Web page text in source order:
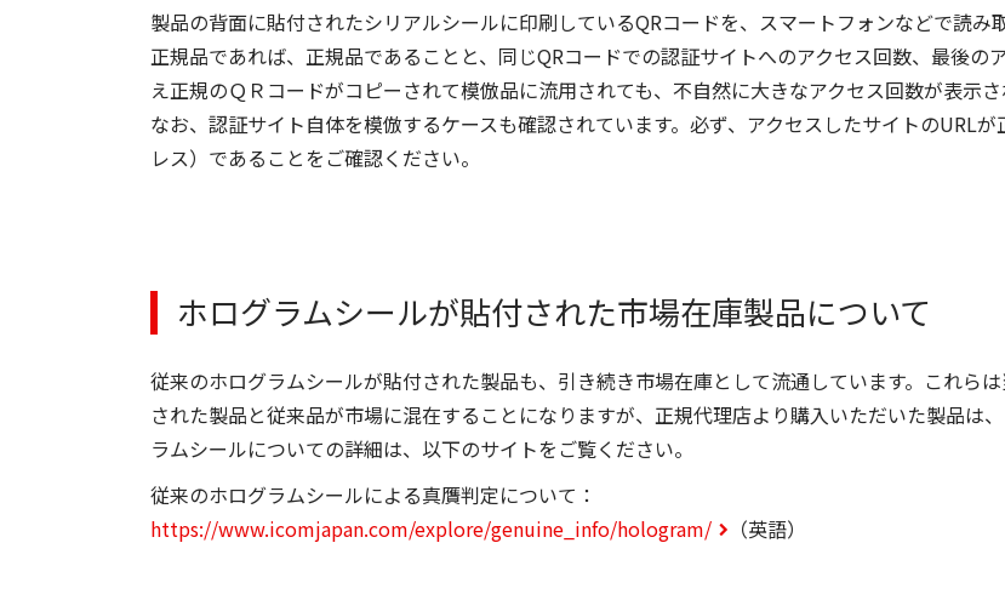
製品の背面に貼付されたシリアルシールに印刷しているQRコードを、スマートフォンなどで読み
正規品であれば、正規品であることと、同じQRコードでの認証サイトへのアクセス回数、最後の
え正規のＱＲコードがコピーされて模倣品に流用されても、不自然に大きなアクセス回数が表示
なお、認証サイト自体を模倣するケースも確認されています。必ず、アクセスしたサイトの
レス）であることをご確認ください。
ホログラムシールが貼付された市場在庫製品について
従来のホログラムシールが貼付された製品も、引き続き市場在庫として流通しています。これら
された製品と従来品が市場に混在することになりますが、正規代理店より購入いただいた製品は
ラムシールについての詳細は、以下のサイトをご覧ください。
従来のホログラムシールによる真贋判定について：
https://www.icomjapan.com/explore/genuine_info/hologram/
（英語）